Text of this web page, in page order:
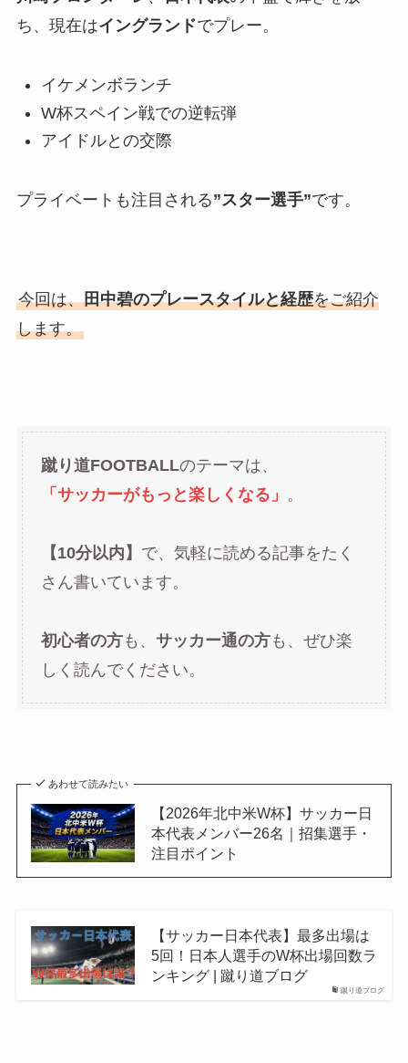
ち、現在はイングランドでプレー。
イケメンボランチ
W杯スペイン戦での逆転弾
アイドルとの交際
プライベートも注目される”スター選手”です。
今回は、田中碧のプレースタイルと経歴をご紹介
します。
蹴り道FOOTBALLのテーマは、
「サッカーがもっと楽しくなる」 。
【10分以内】 で、気軽に読める記事をたく
さん書いています。
初心者の方も、 サッカー通の方も、ぜひ楽
しく読んでください。
あわせて読みたい
【2026年北中米W杯】サッカー日
本代表メンバー26名｜招集選手・
注目ポイント
蹴り道ブログ
【サッカー日本代表】最多出場は
5回！日本人選手のW杯出場回数ラ
ンキング | 蹴り道ブログ